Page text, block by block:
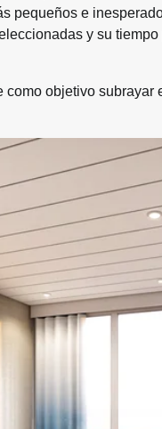
pequeños e
y su
como objetivo